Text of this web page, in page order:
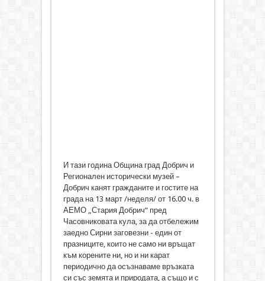
И тази година Община град Добрич и
Регионален исторически музей –
Добрич канят гражданите и гостите на
града на 13 март /неделя/ от 16.00 ч. в
АЕМО „Стария Добрич“ пред
Часовниковата кула, за да отбележим
заедно Сирни заговезни - един от
празниците, които не само ни връщат
към корените ни, но и ни карат
периодично да осъзнаваме връзката
си със земята и природата, а също и с